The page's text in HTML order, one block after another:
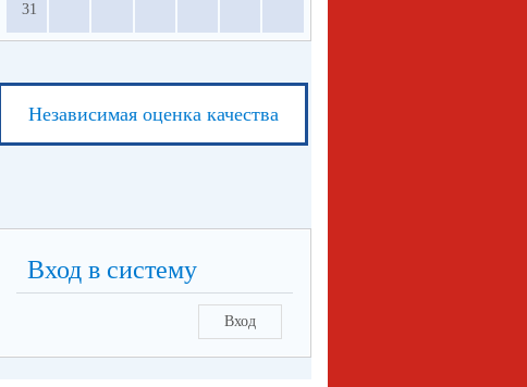
31
Независимая оценка качества
Вход в систему
Вход